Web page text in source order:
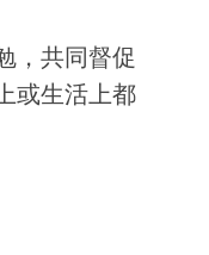
，共同督促
或生活上都